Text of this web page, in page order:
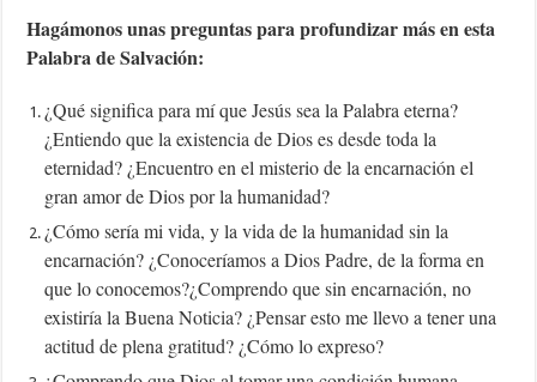
Hagámonos unas preguntas para profundizar más en esta
Palabra de Salvación:
¿Qué significa para mí que Jesús sea la Palabra eterna?
¿Entiendo que la existencia de Dios es desde toda la
eternidad? ¿Encuentro en el misterio de la encarnación el
gran amor de Dios por la humanidad?
¿Cómo sería mi vida, y la vida de la humanidad sin la
encarnación? ¿Conoceríamos a Dios Padre, de la forma en
que lo conocemos?¿Comprendo que sin encarnación, no
existiría la Buena Noticia? ¿Pensar esto me llevo a tener una
actitud de plena gratitud? ¿Cómo lo expreso?